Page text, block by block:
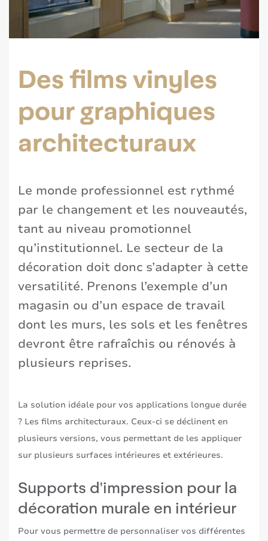
Des films vinyles
pour graphiques
architecturaux
Le monde professionnel est rythmé
par le changement et les nouveautés,
tant au niveau promotionnel
qu’institutionnel. Le secteur de la
décoration doit donc s’adapter à cette
versatilité. Prenons l’exemple d’un
magasin ou d’un espace de travail
dont les murs, les sols et les fenêtres
devront être rafraîchis ou rénovés à
plusieurs reprises.
La solution idéale pour vos applications longue durée
? Les films architecturaux. Ceux-ci se déclinent en
plusieurs versions, vous permettant de les appliquer
sur plusieurs surfaces intérieures et extérieures.
Supports d'impression pour la
décoration murale en intérieur
Pour vous permettre de personnaliser vos différentes